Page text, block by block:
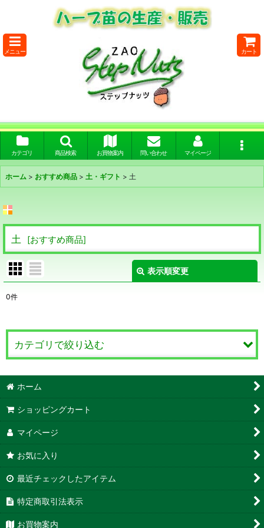
メニュー カート
カテゴリ 商品検索 お買物案内 問い合わせ マイページ
ホーム > おすすめ商品 > 土・ギフト > 土
土 [おすすめ商品]
表示順変更
表示数
在庫あり
並び順:
0件
カテゴリで絞り込む
ギフト
土
ホーム
ショッピングカート
マイページ
お気に入り
最近チェックしたアイテム
特定商取引法表示
お買物案内